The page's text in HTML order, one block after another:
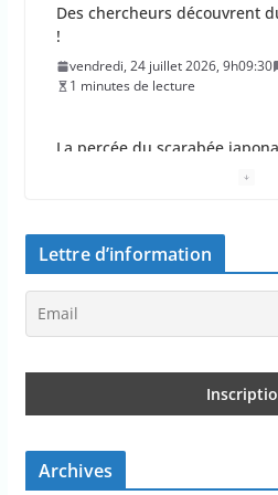
La percée du scarabée
autorités françaises
jeudi, 23 juillet 2026, 11h11:01
4 minutes de lecture
En 2026, les incendies ont
moins de 15 ans
jeudi, 23 juillet 2026, 9h09:08
0
Le Parlement adopte le
mercredi, 22 juillet 2026, 12h12:27
2 minutes de lecture
Lettre d’information
Archives